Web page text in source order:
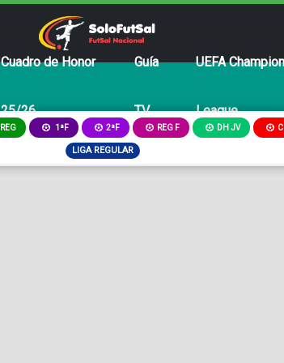
Cuadro de Honor
25/26
Guía
TV
UEFA
League
REG 1ªF 2ªF REG F DH JV
LIGA REGULAR